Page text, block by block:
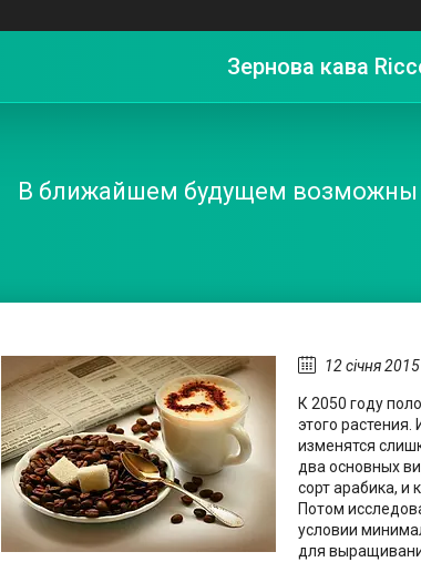
Зернова кава
В ближайшем будущем
12 січня 2015
К 2050 году
этого
изменятся
два основных
сорт арабика, и
Потом
условии
для